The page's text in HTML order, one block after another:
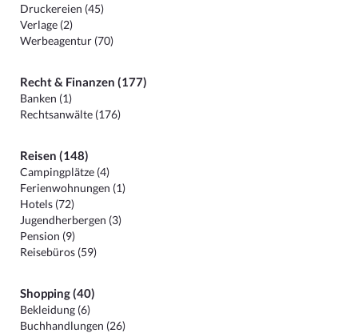
Druckereien (45)
Verlage (2)
Werbeagentur (70)
Recht & Finanzen (177)
Banken (1)
Rechtsanwälte (176)
Reisen (148)
Campingplätze (4)
Ferienwohnungen (1)
Hotels (72)
Jugendherbergen (3)
Pension (9)
Reisebüros (59)
Shopping (40)
Bekleidung (6)
Buchhandlungen (26)